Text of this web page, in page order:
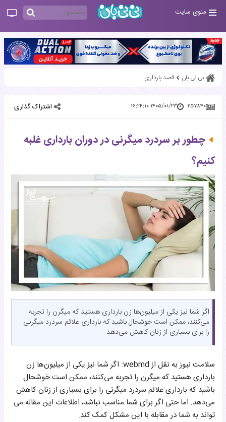
منوی سایت
نی نی بان قصد بارداری
۲۵۷۸۴۰ ۱۴۰۵/۰۱/۲۳ ۱۶:۲۴:۱۰ اشتراک گذاری
چطور بر سردرد میگرنی در دوران بارداری غلبه
کنیم؟
اگر شما نیز یکی از میلیون‌ها زن بارداری هستید که میگرن را تجربه
می‌کنند، ممکن است خوشحال باشید که بارداری علائم سردرد میگرنی
را برای بسیاری از زنان کاهش می‌دهد.
سلامت نیوز به نقل از webmd: اگر شما نیز یکی از میلیون‌ها زن
بارداری هستید که میگرن را تجربه می‌کنند، ممکن است خوشحال
باشید که بارداری علائم سردرد میگرنی را برای بسیاری از زنان کاهش
می‌دهد. اما حتی اگر برای شما مناسب نباشد، اطلاعات این مقاله می
تواند به شما در مقابله با این مشکل کمک کند.